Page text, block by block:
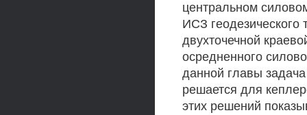
центральном
ИСЗ геодезического
двухточечной
осредненного
данной главы
решается для
этих решений